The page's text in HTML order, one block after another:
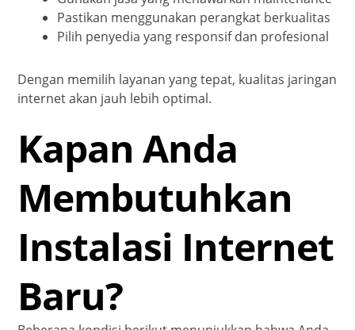
Pastikan menggunakan perangkat berkualitas
Pilih penyedia yang responsif dan profesional
Dengan memilih layanan yang tepat, kualitas jaringan
internet akan jauh lebih optimal.
Kapan Anda
Membutuhkan
Instalasi Internet
Baru?